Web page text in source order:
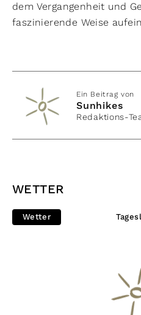
dem Vergangenheit und
faszinierende Weise
Ein Beitrag von
Sunhikes
Redaktions-
WETTER
Wetter